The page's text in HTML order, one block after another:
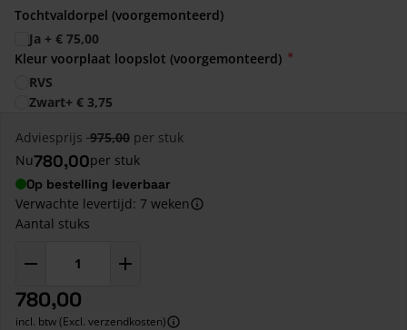
Tochtvaldorpel (voorgemonteerd)
Ja + € 75,00
Kleur voorplaat loopslot (voorgemonteerd)
RVS
Zwart+ € 3,75
Adviesprijs 975,00 per stuk
Nu780,00per stuk
Op bestelling leverbaar
Verwachte levertijd: 7 weken
Aantal stuks
780,00
incl. btw (Excl. verzendkosten)